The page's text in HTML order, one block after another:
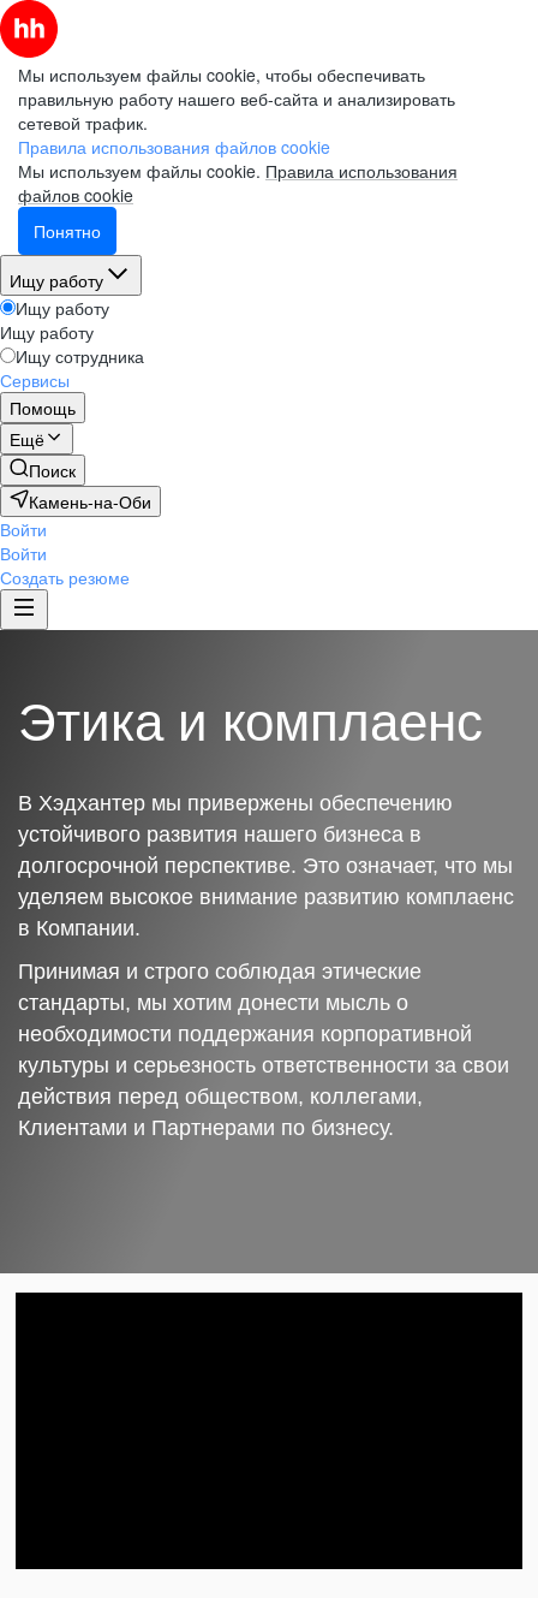
Мы используем файлы cookie, чтобы обеспечивать
правильную работу нашего веб-сайта и анализировать
сетевой трафик.
Правила использования файлов cookie
Мы используем файлы cookie. Правила использования
файлов cookie
Понятно
Ищу работу
Ищу работу
Ищу работу
Ищу сотрудника
Сервисы
Помощь
Ещё
Поиск
Камень-на-Оби
Войти
Войти
Создать резюме
Этика и комплаенс
В Хэдхантер мы привержены обеспечению
устойчивого развития нашего бизнеса в
долгосрочной перспективе. Это означает, что мы
уделяем высокое внимание развитию комплаенс
в Компании.
Принимая и строго соблюдая этические
стандарты, мы хотим донести мысль о
необходимости поддержания корпоративной
культуры и серьезность ответственности за свои
действия перед обществом, коллегами,
Клиентами и Партнерами по бизнесу.